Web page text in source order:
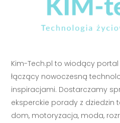
Kim-Tech.pl to wiodący
łączący nowoczesną
inspiracjami. Dostarczamy
eksperckie porady z dziedzin
dom, motoryzacja, moda,